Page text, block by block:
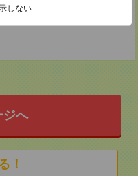
しない
熊本第2ビル9階
ジへ
！